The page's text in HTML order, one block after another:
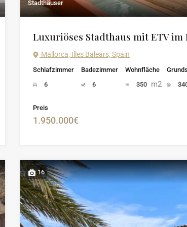
Stadthäuser
Luxuriöses Stadthaus mit ETV im
Mallorca, Illes Balears, Spain
Schlafzimmer
6
Badezimmer
6
Wohnfläche
350 m2
Preis
1.950.000€
16